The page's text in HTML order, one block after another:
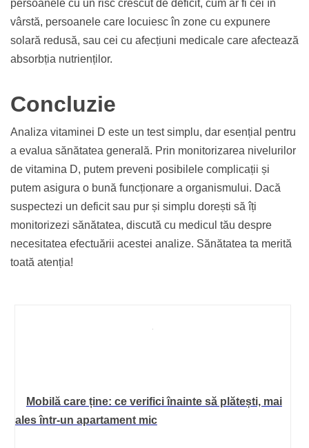
persoanele cu un risc crescut de deficit, cum ar fi cei în
vârstă, persoanele care locuiesc în zone cu expunere
solară redusă, sau cei cu afecțiuni medicale care afectează
absorbția nutrienților.
Concluzie
Analiza vitaminei D este un test simplu, dar esențial pentru
a evalua sănătatea generală. Prin monitorizarea nivelurilor
de vitamina D, putem preveni posibilele complicații și
putem asigura o bună funcționare a organismului. Dacă
suspectezi un deficit sau pur și simplu dorești să îți
monitorizezi sănătatea, discută cu medicul tău despre
necesitatea efectuării acestei analize. Sănătatea ta merită
toată atenția!
Mobilă care ține: ce verifici înainte să plătești, mai
ales într-un apartament mic